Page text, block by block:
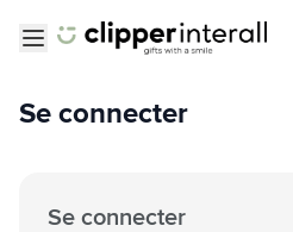
Se connecter
Se connecter